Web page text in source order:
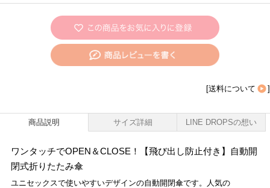
[送料について ]
商品説明 サイズ詳細 LINE DROPSの想い
ワンタッチでOPEN＆CLOSE！【飛び出し防止付き】自動開
閉式折りたたみ傘
ユニセックスで使いやすいデザインの自動開閉傘です。人気の